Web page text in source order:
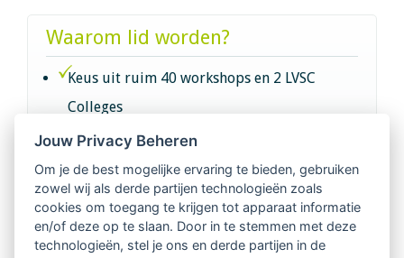
Waarom lid worden?
Keus uit ruim 40 workshops en 2 LVSC
Colleges
Intervisie met geregistreerde vakgenoten
Netwerk van 2100 professionals in 14
regio's
Jouw Privacy Beheren
Om je de best mogelijke ervaring te bieden, gebruiken
zowel wij als derde partijen technologieën zoals
cookies om toegang te krijgen tot apparaat informatie
en/of deze op te slaan. Door in te stemmen met deze
technologieën, stel je ons en derde partijen in de